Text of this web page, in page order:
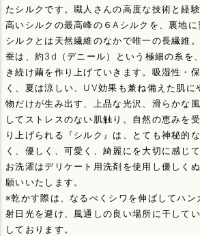
たシルクです。職人さんの高度な技術と経
高いシルクの最高峰の６Aシルクを、裏地に
シルクとは天然繊維のなかで唯一の長繊維
蚕は、約3d（デニール）という極細の糸を
き続け繭を作り上げていきます。吸湿性・
く、夏は涼しい、UV効果も兼ね備えた肌に
物だけが生み出す、上品な光沢、滑らかな
してストレスのない肌触り。自然の恵みを
り上げられる『シルク』は、とても神秘的
く、優しく、可愛く、綺麗にを大切に感じて
お洗濯はデリケート用洗剤を使用し優しく
願いいたします。
※乾かす際は、なるべくシワを伸ばしてハン
射日光を避け、風通しの良い場所に干して
しております。